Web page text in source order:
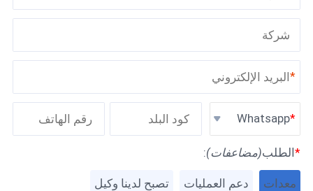
*
Whatsapp
*الطلب(مضاعفات):
معدات دعم العمليات تصبح لدينا وكيل